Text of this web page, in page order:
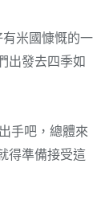
米國慷慨的一
出發去四季如
手吧，總體來
得準備接受這